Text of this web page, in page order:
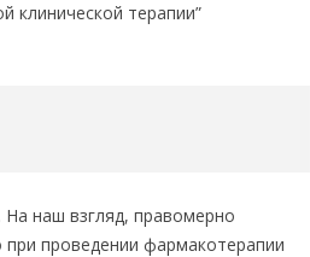
клинической терапии”
На наш взгляд, правомерно
проведении фармакотерапии